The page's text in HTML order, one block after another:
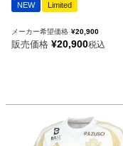
NEW Limited
メーカー希望価格 ¥20,900
販売価格 ¥20,900税込